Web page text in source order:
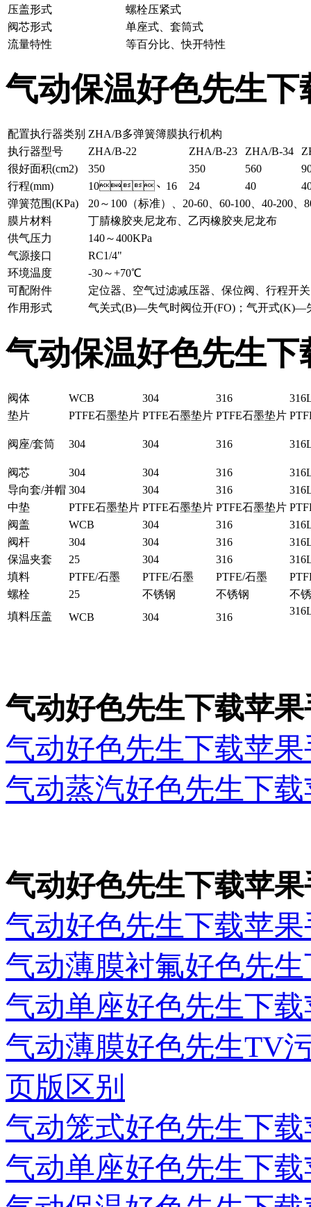
压盖形式
螺栓压紧式
阀芯形式
单座式、套筒式
流量特性
等百分比、快开特性
气动保温好色先生
配置执行器类别 ZHA/B多弹簧簿膜执行机构
执行器型号
ZHA/B-22 ZHA/B-23 ZHA/B-34
很好面积(cm2)
350 350 560
行程(mm)
10、16 24 40
弹簧范围(KPa)
20～100（标准）、20-60、60-100、40-200
膜片材料
丁腈橡胶夹尼龙布、乙丙橡胶夹尼龙布
供气压力
140～400KPa
气源接口
RC1/4"
环境温度
-30～+70℃
可配附件
定位器、空气过滤减压器、保位阀、行程
作用形式
气关式(B)—失气时阀位开(FO)；气开式(K)—
气动保温好色先生
阀体 WCB 304 316
垫片
PTFE石墨垫片 PTFE石墨垫片 PTFE石墨垫片
阀座/套筒 304 304 316
阀芯 304 304 316
导向套/并帽 304 304 316
中垫
PTFE石墨垫片 PTFE石墨垫片 PTFE石墨垫片
阀盖
WCB 304 316
阀杆
304 304 316
保温夹套
25 304 316
填料
PTFE/石墨 PTFE/石墨 PTFE/石墨
螺栓
25 不锈钢 不锈钢
不
填料压盖
WCB 304 316
气动好色先生下载苹
气动好色先生下载苹
气动蒸汽好色先生下
气动好色先生下载苹
气动好色先生下载苹
气动薄膜衬氟好色先
气动单座好色先生下
气动薄膜好色先生TV
页版区别
气动笼式好色先生下
气动单座好色先生下